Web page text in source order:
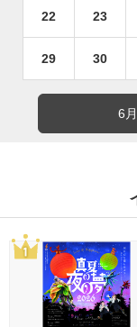
22 23
29 30
6